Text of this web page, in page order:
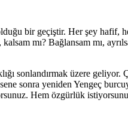
bir geçiştir. Her şey hafif,
mı? Bağlansam mı,
sonlandırmak üzere geliyor.
sonra yeniden Yengeç
Hem özgürlük